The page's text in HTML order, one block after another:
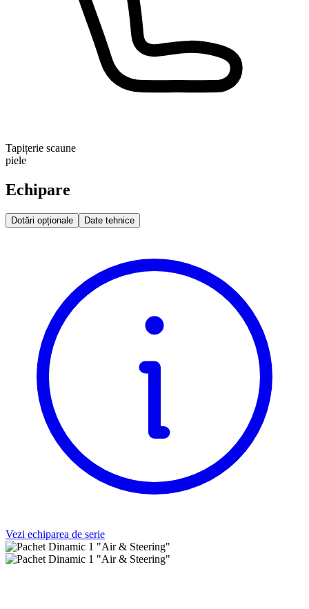
Tapițerie scaune
piele
Echipare
Dotări opționale Date tehnice
Vezi echiparea de serie